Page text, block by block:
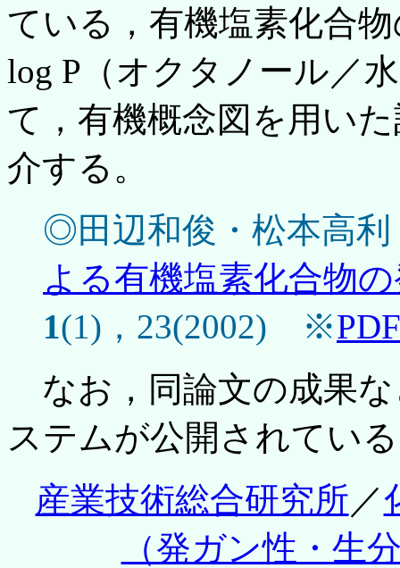
ている，有機塩素化合
log P（オクタノール／
て，有機概念図を用い
介する。
◎田辺和俊・松本高利
よる有機塩素化合物
1(1)，23(2002) ※
なお，同論文の成果
ステムが公開されてい
産業技術総合研究所／
（発ガン性・生